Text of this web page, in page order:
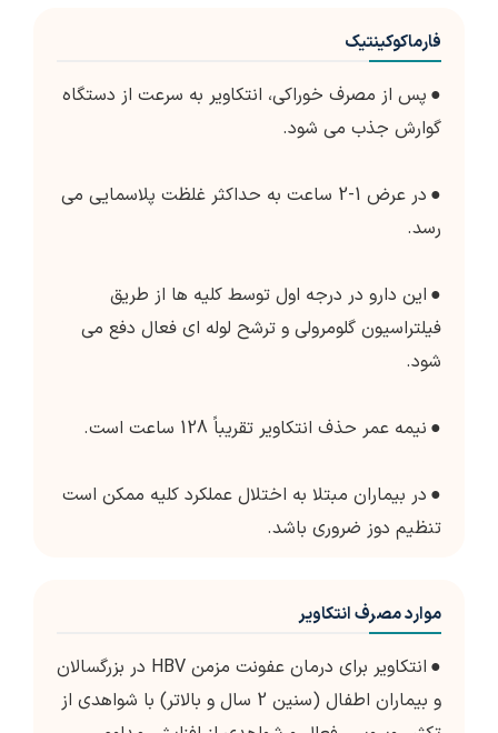
فارماکوکینتیک
● پس از مصرف خوراکی، انتکاویر به سرعت از دستگاه
گوارش جذب می شود.
●
در عرض 1-2 ساعت به حداکثر غلظت پلاسمایی می
رسد.
● این دارو در درجه اول توسط کلیه ها از طریق
فیلتراسیون گلومرولی و ترشح لوله ای فعال دفع می
شود.
● نیمه عمر حذف انتکاویر تقریباً 128 ساعت است.
● در بیماران مبتلا به اختلال عملکرد کلیه ممکن است
تنظیم دوز ضروری باشد.
موارد مصرف انتکاویر
●
انتکاویر برای درمان عفونت مزمن HBV در بزرگسالان
و بیماران اطفال (سنین 2 سال و بالاتر) با شواهدی از